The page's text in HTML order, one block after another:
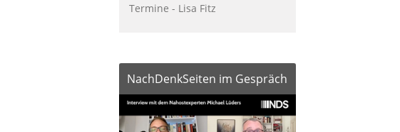
Termine - Lisa Fitz
NachDenkSeiten im Gespräch